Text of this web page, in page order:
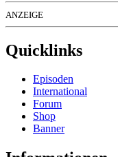
ANZEIGE
Quicklinks
Episoden
International
Forum
Shop
Banner